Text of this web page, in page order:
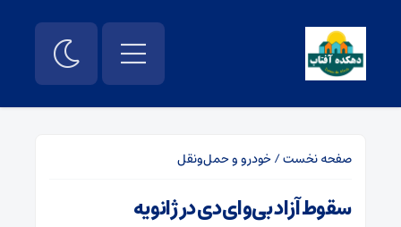
صفحه نخست/خودرو و حمل‌و‌نقل
سقوط آزاد بی‌وای‌دی در ژانویه